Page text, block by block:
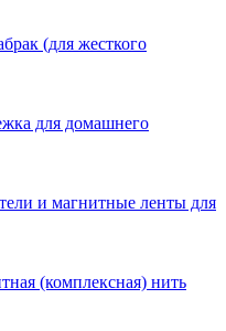
(для жесткого
для домашнего
и магнитные ленты для
(комплексная) нить